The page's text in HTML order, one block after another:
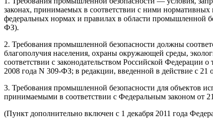
законах, принимаемых в соответствии с ними
федеральных нормах и правилах в области промышленной
ФЗ).
2. Требования промышленной безопасности должны
благополучия населения, охраны окружающей среды,
соответствии с законодательством Российской Федерации
2008 года N 309-ФЗ; в редакции, введенной в действие с
3. Требования промышленной безопасности для объектов
принимаемыми в соответствии с Федеральным законом от
(Пункт дополнительно включен с 1 декабря 2011 года